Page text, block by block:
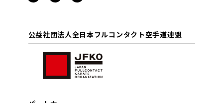
公益社団法人全日本フルコンタクト空手道連盟